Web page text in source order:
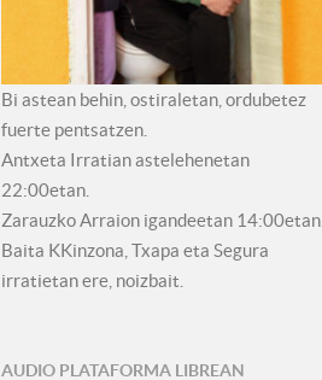
Bi astean behin, ostiraletan, ordubetez
fuerte pentsatzen.
Antxeta Irratian astelehenetan
22:00etan.
Zarauzko Arraion igandeetan 14:00etan.
Baita KKinzona, Txapa eta Segura
irratietan ere, noizbait.
AUDIO PLATAFORMA LIBREAN